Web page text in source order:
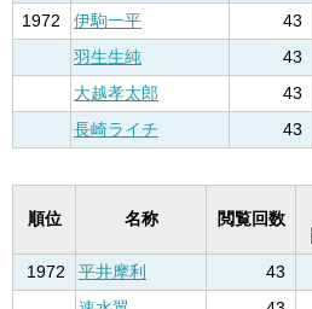
1972
伊駒一平 43
羽生生純
43
大越孝太郎
43
長崎ライチ
43
順位 名称 閲覧回数
1972
平井摩利 43